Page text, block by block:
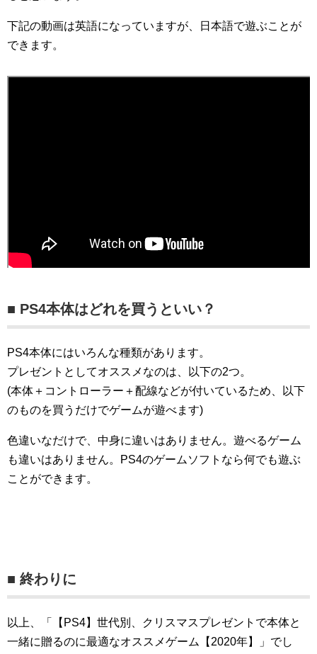
下記の動画は英語になっていますが、日本語で遊ぶことが
できます。
■ PS4本体はどれを買うといい？
PS4本体にはいろんな種類があります。
プレゼントとしてオススメなのは、以下の2つ。
(本体＋コントローラー＋配線などが付いているため、以下
のものを買うだけでゲームが遊べます)
色違いなだけで、中身に違いはありません。遊べるゲーム
も違いはありません。PS4のゲームソフトなら何でも遊ぶ
ことができます。
■ 終わりに
以上、「【PS4】世代別、クリスマスプレゼントで本体と
一緒に贈るのに最適なオススメゲーム【2020年】」でし